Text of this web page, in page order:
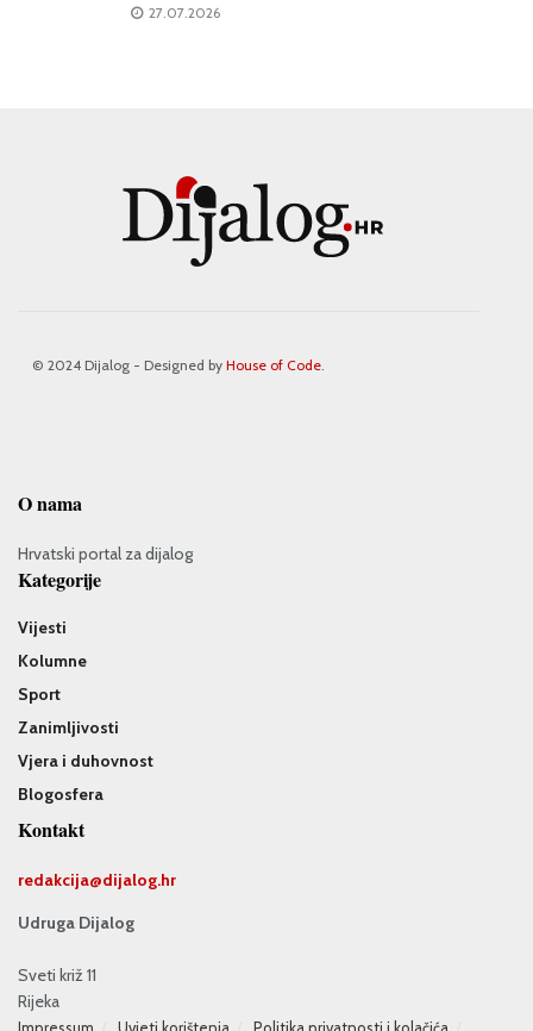
27.07.2026
© 2024 Dijalog - Designed by House of Code
O nama
Hrvatski portal za dijalog
Kategorije
Vijesti
Kolumne
Sport
Zanimljivosti
Vjera i duhovnost
Blogosfera
Kontakt
redakcija@dijalog.hr
Udruga Dijalog
Sveti križ 11
Rijeka